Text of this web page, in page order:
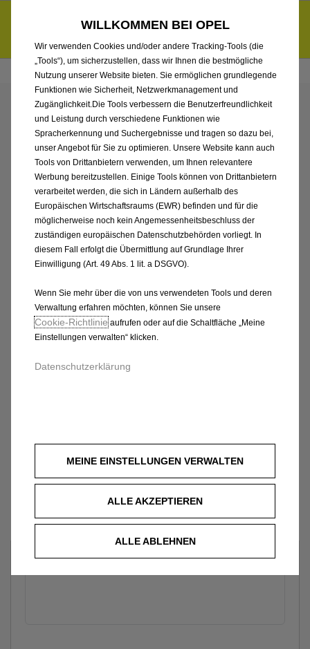
6.000 € staatliche Förderungsprämie für E-Autos und Plug-in-
Hybride. Mehr erfahren >>
ENTDECKEN SIE ALLE
ASTRA ELECTRIC VON
AUTOHAUS SIEBER
GMBH, LANDSHUT
Welches Fahrzeug?
WILLKOMMEN BEI OPEL
Wir verwenden Cookies und/oder andere Tracking-Tools (die
„Tools“), um sicherzustellen, dass wir Ihnen die bestmögliche
Nutzung unserer Website bieten. Sie ermöglichen grundlegende
Funktionen wie Sicherheit, Netzwerkmanagement und
Zugänglichkeit.Die Tools verbessern die Benutzerfreundlichkeit
und Leistung durch verschiedene Funktionen wie
Spracherkennung und Suchergebnisse und tragen so dazu bei,
unser Angebot für Sie zu optimieren. Unsere Website kann auch
Tools von Drittanbietern verwenden, um Ihnen relevantere
Werbung bereitzustellen. Einige Tools können von Drittanbietern
verarbeitet werden, die sich in Ländern außerhalb des
Europäischen Wirtschaftsraums (EWR) befinden und für die
möglicherweise noch kein Angemessenheitsbeschluss der
zuständigen europäischen Datenschutzbehörden vorliegt. In
diesem Fall erfolgt die Übermittlung auf Grundlage Ihrer
Einwilligung (Art. 49 Abs. 1 lit. a DSGVO).
Wenn Sie mehr über die von uns verwendeten Tools und deren
Verwaltung erfahren möchten, können Sie unsere
Cookie‑Richtlinieaufrufen oder auf die Schaltfläche „Meine
Einstellungen verwalten“ klicken.
Datenschutzerklärung
MEINE EINSTELLUNGEN VERWALTEN
ALLE AKZEPTIEREN
ALLE ABLEHNEN